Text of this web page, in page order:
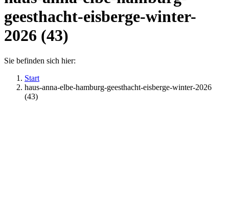
geesthacht-eisberge-winter-
2026 (43)
Sie befinden sich hier:
Start
haus-anna-elbe-hamburg-geesthacht-eisberge-winter-2026
(43)